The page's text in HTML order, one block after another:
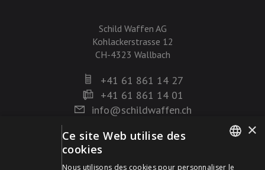
Schild Waffen AG
Kohlackerstrasse 12
CH-4323 Wallbach
+41 61 861 14 27
+41 61 861 14 01
info@schildwaffen.ch
Mode de paiement
×
Ce site Web utilise des
cookies
Nous utilisons des cookies pour personnaliser le